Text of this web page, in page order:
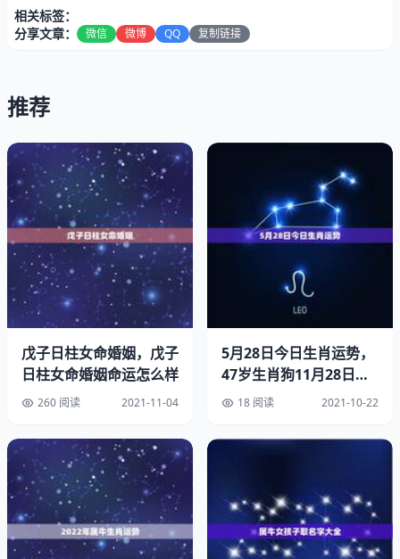
代表了出生时的环境情况和地域气息，从而塑造了个人的性
格和命运。地势的表现形式可能有山水、泥土、岩石等。例
命运和个性。
八字中的地势是怎么得出来的?
地势八字还可以通过命盘来推断，通过五行相生相克原理，
可以看出一个人的命运和性格如何受到地势的影响。例如，
如果地势显示的气息，那么出生的人就会受到水的影响，从
而具有水的性格和命运特征。同理，如果地势显示出火或木
的气息，那么出生的人就会受到火或木的影响。
相关标签：
分享文章：
微信 微博 QQ 复制链接
推荐
戊子日柱女命婚姻，戊子
日柱女命婚姻命运怎么样
260 阅读 2021-11-04
5月28日今日生肖运势，
47岁生肖狗11月28日中
午1点今年运气怎样好
18 阅读 2021-10-22